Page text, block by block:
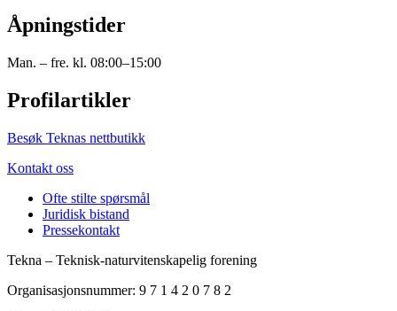
Åpningstider
Man. – fre. kl. 08:00–15:00
Profilartikler
Besøk Teknas nettbutikk
Kontakt oss
Ofte stilte spørsmål
Juridisk bistand
Pressekontakt
Tekna – Teknisk-naturvitenskapelig forening
Organisasjonsnummer: 9 7 1 4 2 0 7 8 2